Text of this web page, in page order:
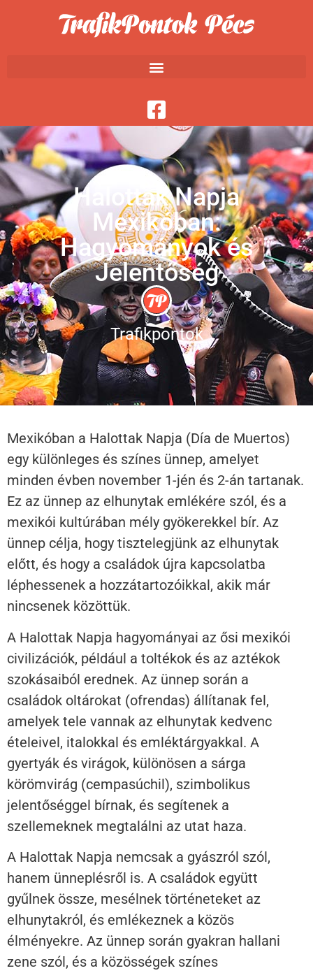
Halottak Napja
Mexikóban:
Hagyományok és
Jelentőség
Trafikpontok
Mexikóban a Halottak Napja (Día de Muertos)
egy különleges és színes ünnep, amelyet
minden évben november 1-jén és 2-án tartanak.
Ez az ünnep az elhunytak emlékére szól, és a
mexikói kultúrában mély gyökerekkel bír. Az
ünnep célja, hogy tisztelegjünk az elhunytak
előtt, és hogy a családok újra kapcsolatba
léphessenek a hozzátartozóikkal, akik már
nincsenek közöttük.
A Halottak Napja hagyományai az ősi mexikói
civilizációk, például a toltékok és az aztékok
szokásaiból erednek. Az ünnep során a
családok oltárokat (ofrendas) állítanak fel,
amelyek tele vannak az elhunytak kedvenc
ételeivel, italokkal és emléktárgyakkal. A
gyertyák és virágok, különösen a sárga
körömvirág (cempasúchil), szimbolikus
jelentőséggel bírnak, és segítenek a
szellemeknek megtalálni az utat haza.
A Halottak Napja nemcsak a gyászról szól,
hanem ünneplésről is. A családok együtt
gyűlnek össze, mesélnek történeteket az
elhunytakról, és emlékeznek a közös
élményekre. Az ünnep során gyakran hallani
zene szól, és a közösségek színes